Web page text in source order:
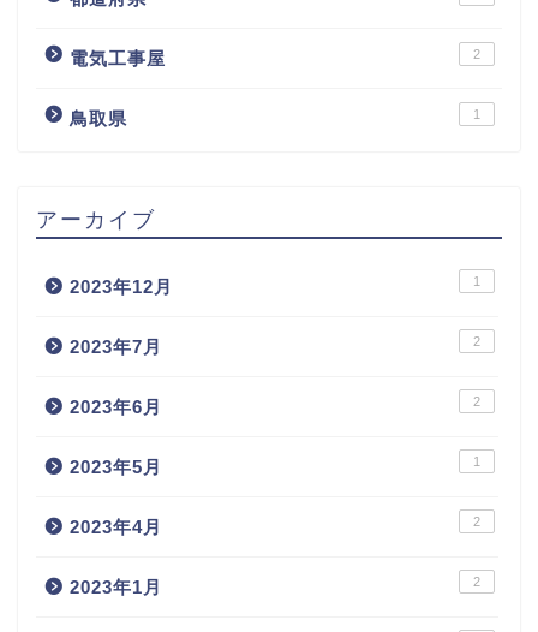
電気工事屋 2
鳥取県 1
アーカイブ
2023年12月 1
2023年7月 2
2023年6月 2
2023年5月 1
2023年4月 2
2023年1月 2